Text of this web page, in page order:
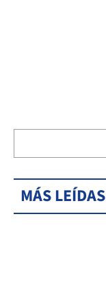
MÁS LEÍDAS